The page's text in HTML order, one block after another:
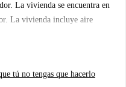
La vivienda se encuentra en
La vivienda incluye aire
tú no tengas que hacerlo